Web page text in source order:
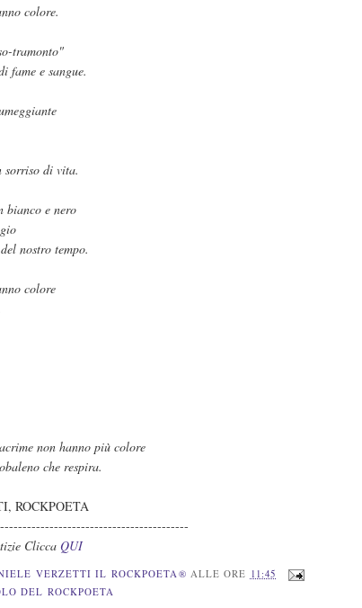
colore.
tramonto"
fame e sangue.
sorriso di vita.
bianco e nero
nostro tempo.
colore
non hanno più colore
che respira.
ROCKPOETA
CliccaQUI
VERZETTI IL ROCKPOETA® ALLE ORE 11:45
DEL ROCKPOETA